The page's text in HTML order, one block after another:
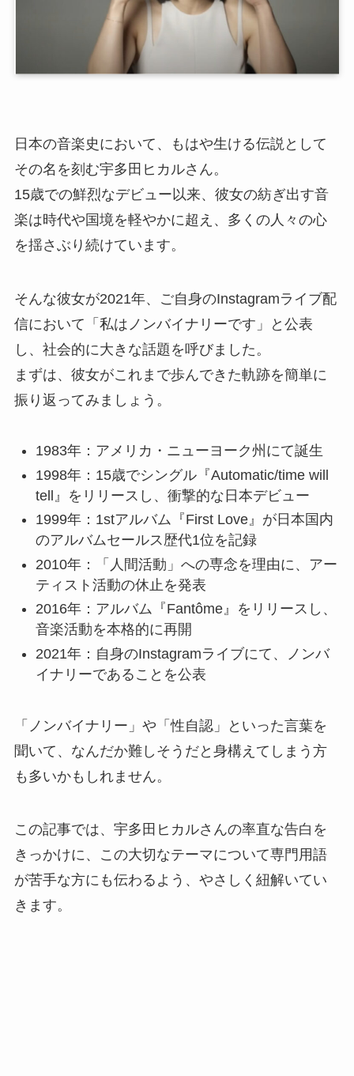
日本の音楽史において、もはや生ける伝説として
その名を刻む宇多田ヒカルさん。
15歳での鮮烈なデビュー以来、彼女の紡ぎ出す音
楽は時代や国境を軽やかに超え、多くの人々の心
を揺さぶり続けています。
そんな彼女が2021年、ご自身のInstagramライブ配
信において「私はノンバイナリーです」と公表
し、社会的に大きな話題を呼びました。
まずは、彼女がこれまで歩んできた軌跡を簡単に
振り返ってみましょう。
1983年：アメリカ・ニューヨーク州にて誕生
1998年：15歳でシングル『Automatic/time will
tell』をリリースし、衝撃的な日本デビュー
1999年：1stアルバム『First Love』が日本国内
のアルバムセールス歴代1位を記録
2010年：「人間活動」への専念を理由に、アー
ティスト活動の休止を発表
2016年：アルバム『Fantôme』をリリースし、
音楽活動を本格的に再開
2021年：自身のInstagramライブにて、ノンバ
イナリーであることを公表
「ノンバイナリー」や「性自認」といった言葉を
聞いて、なんだか難しそうだと身構えてしまう方
も多いかもしれません。
この記事では、宇多田ヒカルさんの率直な告白を
きっかけに、この大切なテーマについて専門用語
が苦手な方にも伝わるよう、やさしく紐解いてい
きます。